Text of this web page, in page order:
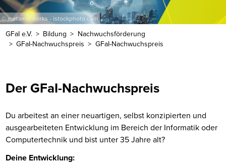
© metamorworks - istockphoto.com
GFaI e.V. Bildung
Nachwuchsförderung
GFaI-Nachwuchspreis
GFaI-Nachwuchspreis
Der GFaI-Nachwuchspreis
Du arbeitest an einer neuartigen, selbst konzipierten und
ausgearbeiteten Entwicklung im Bereich der Informatik oder
Computertechnik und bist unter 35 Jahre alt?
Deine Entwicklung: